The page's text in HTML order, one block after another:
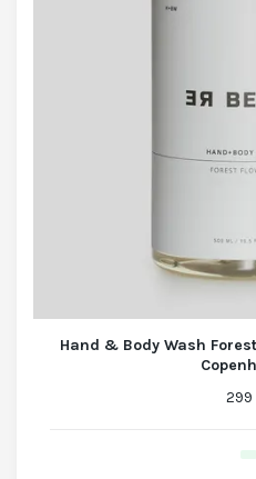
Hand & Body Wash